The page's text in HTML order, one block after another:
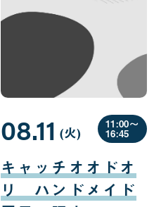
キャッチオオドオ
リ ハンドメイド
08.11
月
11
日
(火曜
日
)
11:00〜
16:45